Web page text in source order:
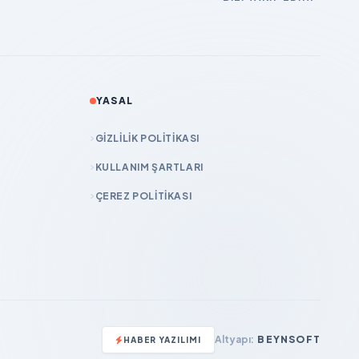
YASAL
GIZLILIK POLITIKASI
KULLANIM ŞARTLARI
ÇEREZ POLITIKASI
HABER YAZILIMI Altyapı: BEYNSOFT